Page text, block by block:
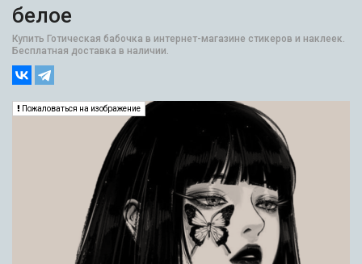
белое
Купить Готическая бабочка в интернет-магазине стикеров и наклеек.
Бесплатная доставка в наличии.
Пожаловаться на изображение